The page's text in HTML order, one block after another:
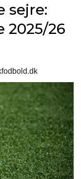
sejre:
2025/26